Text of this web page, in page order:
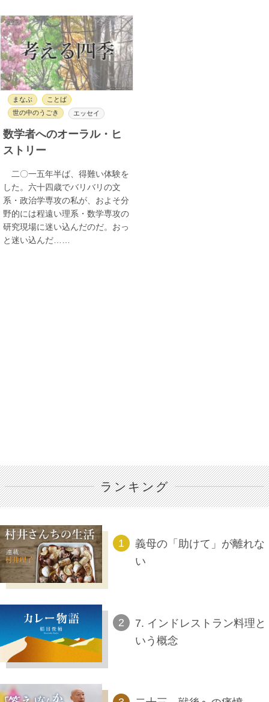
まなぶ
ことば
世の中のうごき
エッセイ
数学者へのオーラル・ヒ
ストリー
二〇一五年半ば、得難い体験を
した。六十四歳でバリバリの文
系・政治学専攻の私が、およそ分
野的には程遠い理系・数学専攻の
研究現場に迷い込んだのだ。おっ
と迷い込んだ……
ランキング
義母の「助けて」が離れな
い
7. インドレストラン料理と
いう概念